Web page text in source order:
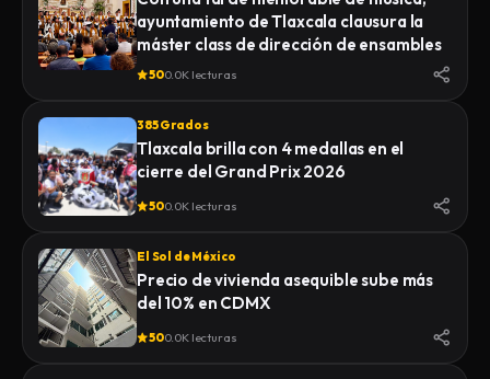
ayuntamiento de Tlaxcala clausura la
máster class de dirección de ensambles
500.0K lecturas
385 Grados
Tlaxcala brilla con 4 medallas en el
cierre del Grand Prix 2026
500.0K lecturas
El Sol de México
Precio de vivienda asequible sube más
del 10% en CDMX
500.0K lecturas